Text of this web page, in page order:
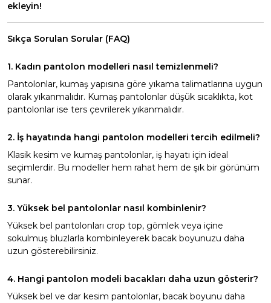
ekleyin!
Sıkça Sorulan Sorular (FAQ)
1. Kadın pantolon modelleri nasıl temizlenmeli?
Pantolonlar, kumaş yapısına göre yıkama talimatlarına uygun
olarak yıkanmalıdır. Kumaş pantolonlar düşük sıcaklıkta, kot
pantolonlar ise ters çevrilerek yıkanmalıdır.
2. İş hayatında hangi pantolon modelleri tercih edilmeli?
Klasik kesim ve kumaş pantolonlar, iş hayatı için ideal
seçimlerdir. Bu modeller hem rahat hem de şık bir görünüm
sunar.
3. Yüksek bel pantolonlar nasıl kombinlenir?
Yüksek bel pantolonları crop top, gömlek veya içine
sokulmuş bluzlarla kombinleyerek bacak boyunuzu daha
uzun gösterebilirsiniz.
4. Hangi pantolon modeli bacakları daha uzun gösterir?
Yüksek bel ve dar kesim pantolonlar, bacak boyunu daha